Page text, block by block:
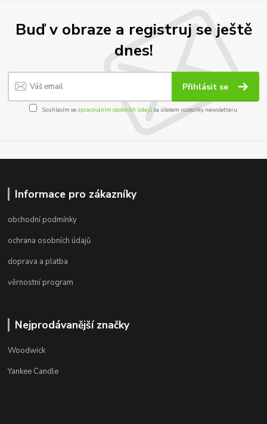
Buď v obraze a registruj se ještě
dnes!
Přihlásit se
Souhlasím se zpracováním osobních údajůza účelem rozesílky newsletteru.
Informace pro zákazníky
obchodní podmínky
ochrana osobních údajů
doprava a platba
věrnostní program
Nejprodávanější značky
Woodwick
Yankee Candle